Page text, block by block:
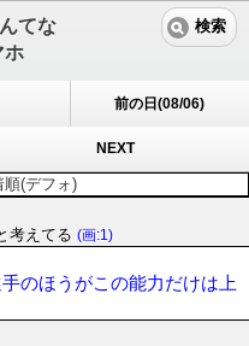
てな
ホ
検索
前の日(08/06)
NEXT
順(デフォ)
考えてる (画:1)
のほうがこの能力だけは上